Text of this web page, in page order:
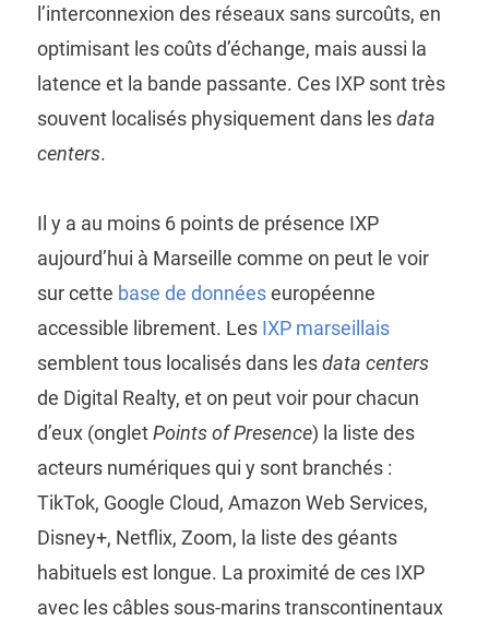
l’interconnexion des réseaux sans surcoûts, en
optimisant les coûts d’échange, mais aussi la
latence et la bande passante. Ces IXP sont très
souvent localisés physiquement dans lesdata
centers.
Il y a au moins 6 points de présence IXP
aujourd’hui à Marseille comme on peut le voir
sur cette base de donnéeseuropéenne
accessible librement. Les IXP marseillais
semblent tous localisés dans lesdata centers
de Digital Realty, et on peut voir pour chacun
d’eux (ongletPoints of Presence) la liste des
acteurs numériques qui y sont branchés :
TikTok, Google Cloud, Amazon Web Services,
Disney+, Netflix, Zoom, la liste des géants
habituels est longue. La proximité de ces IXP
avec les câbles sous-marins transcontinentaux